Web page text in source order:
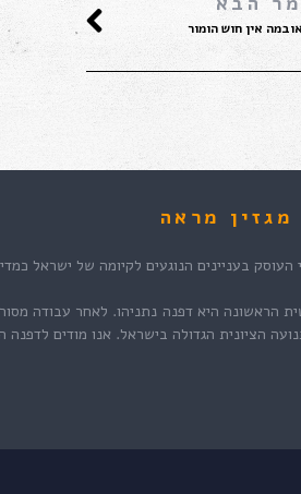
אין חוש הומור
מגזין מראה
בעניינים הנוגעים לקיומה של ישראל
הראשונה היא דפנה נתניהו. לאחר עבודה
הציונית הגדולה בישראל. אנו מודים לדפנה